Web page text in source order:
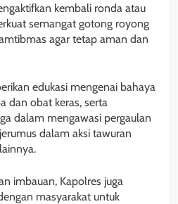
kembali ronda atau
semangat gotong royong
agar tetap aman dan
edukasi mengenai bahaya
dan obat keras, serta
dalam mengawasi pergaulan
dalam aksi tawuran
imbauan, Kapolres juga
masyarakat untuk